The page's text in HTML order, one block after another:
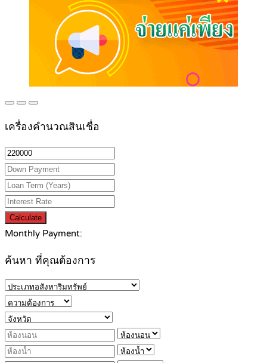
เครื่องคำนวณสินเชื่อ
Calculate
Monthly Payment:
ค้นหา ที่คุณต้องการ